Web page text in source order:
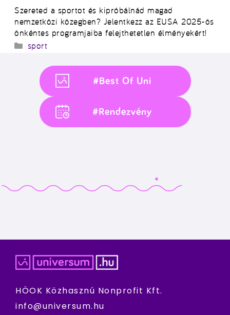
Szereted a sportot és kipróbálnád magad
nemzetközi közegben? Jelentkezz az EUSA 2025-ös
önkéntes programjaiba felejthetetlen élményekért!
Kategória
sport
#Best Of Uni
#Rendezvény
HÖOK Közhasznú Nonprofit Kft.
info@universum.hu